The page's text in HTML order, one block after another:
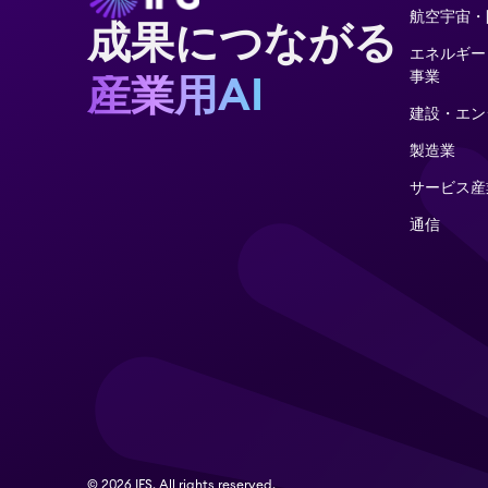
成果につながる
産業用AI
航空宇宙
エネルギ
事業
建設・エ
製造業
サービス
通信
© 2026 IFS. All rights reserved.